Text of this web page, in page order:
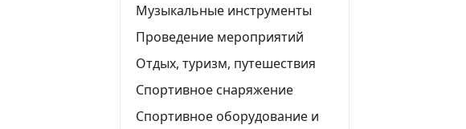
Музыкальные инструменты
Проведение мероприятий
Отдых, туризм, путешествия
Спортивное снаряжение
Спортивное оборудование и